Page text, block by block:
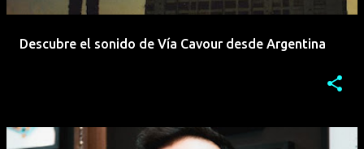
Descubre el sonido de Vía Cavour desde Argentina